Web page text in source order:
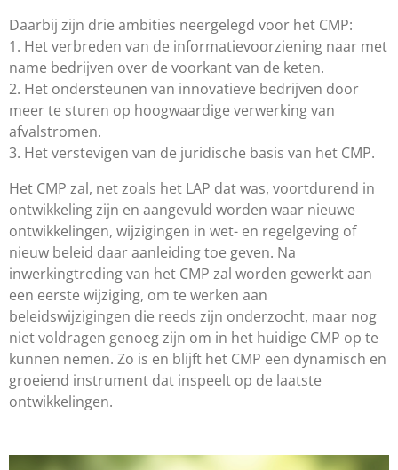
Daarbij zijn drie ambities neergelegd voor het CMP:
1. Het verbreden van de informatievoorziening naar met
name bedrijven over de voorkant van de keten.
2. Het ondersteunen van innovatieve bedrijven door
meer te sturen op hoogwaardige verwerking van
afvalstromen.
3. Het verstevigen van de juridische basis van het CMP.
Het CMP zal, net zoals het LAP dat was, voortdurend in
ontwikkeling zijn en aangevuld worden waar nieuwe
ontwikkelingen, wijzigingen in wet- en regelgeving of
nieuw beleid daar aanleiding toe geven. Na
inwerkingtreding van het CMP zal worden gewerkt aan
een eerste wijziging, om te werken aan
beleidswijzigingen die reeds zijn onderzocht, maar nog
niet voldragen genoeg zijn om in het huidige CMP op te
kunnen nemen. Zo is en blijft het CMP een dynamisch en
groeiend instrument dat inspeelt op de laatste
ontwikkelingen.